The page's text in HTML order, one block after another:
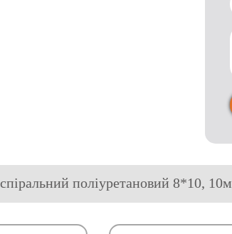
поліуретановий 8*10, 10м